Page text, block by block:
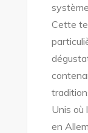
Cette
Unis où
en